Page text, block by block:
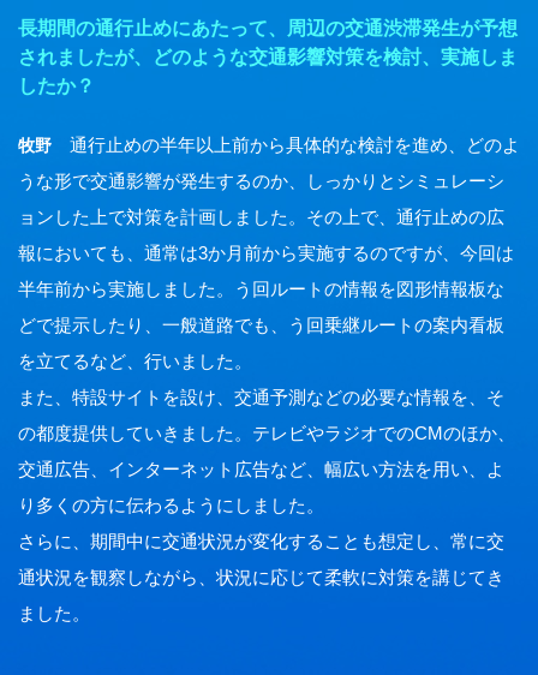
長期間の通行止めにあたって、周辺の交通渋滞発生が予想
されましたが、どのような交通影響対策を検討、実施しま
したか？
牧野 通行止めの半年以上前から具体的な検討を進め、どのよ
うな形で交通影響が発生するのか、しっかりとシミュレーシ
ョンした上で対策を計画しました。その上で、通行止めの広
報においても、通常は3か月前から実施するのですが、今回は
半年前から実施しました。う回ルートの情報を図形情報板な
どで提示したり、一般道路でも、う回乗継ルートの案内看板
を立てるなど、行いました。
また、特設サイトを設け、交通予測などの必要な情報を、そ
の都度提供していきました。テレビやラジオでのCMのほか、
交通広告、インターネット広告など、幅広い方法を用い、よ
り多くの方に伝わるようにしました。
さらに、期間中に交通状況が変化することも想定し、常に交
通状況を観察しながら、状況に応じて柔軟に対策を講じてき
ました。